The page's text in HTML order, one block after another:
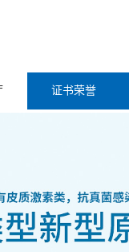
证书荣誉